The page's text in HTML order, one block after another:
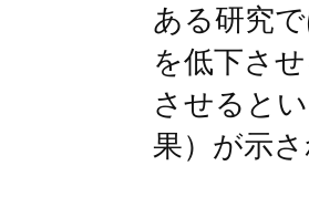
ある研究
を低下さ
させると
果）が示